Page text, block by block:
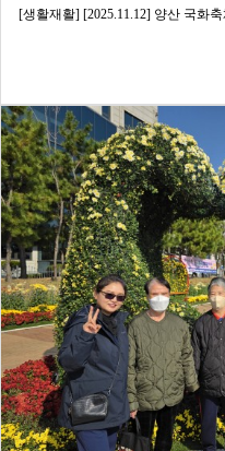
[생활재활] [2025.11.12] 양산 국화